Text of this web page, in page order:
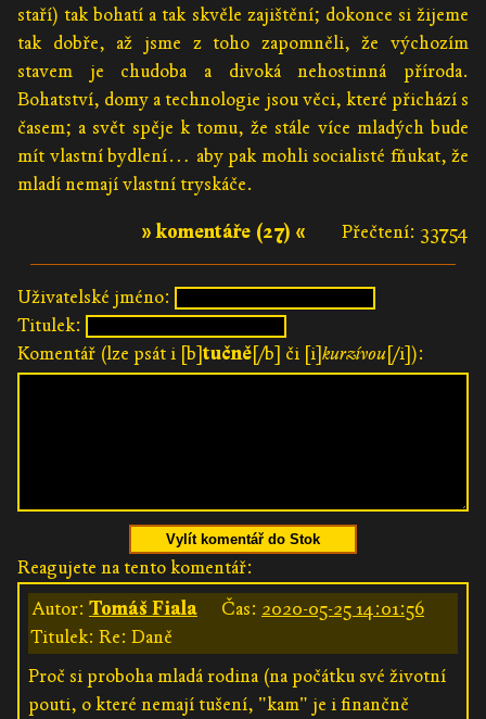
staří) tak bohatí a tak skvěle zajištění; dokonce si žijeme
tak dobře, až jsme z toho zapomněli, že výchozím
stavem je chudoba a divoká nehostinná příroda.
Bohatství, domy a technologie jsou věci, které přichází s
časem; a svět spěje k tomu, že stále více mladých bude
mít vlastní bydlení… aby pak mohli socialisté fňukat, že
mladí nemají vlastní tryskáče.
Přečtení: 33754
» komentáře (27) «
Uživatelské jméno:
Titulek:
Komentář (lze psát i [b]tučně[/b] či [i]kurzívou[/i]):
Vylít komentář do Stok
Reagujete na tento komentář:
Autor: Tomáš Fiala Čas: 2020-05-25 14:01:56
Titulek: Re: Daně
Proč si proboha mladá rodina (na počátku své životní
pouti, o které nemají tušení, "kam" je i finančně